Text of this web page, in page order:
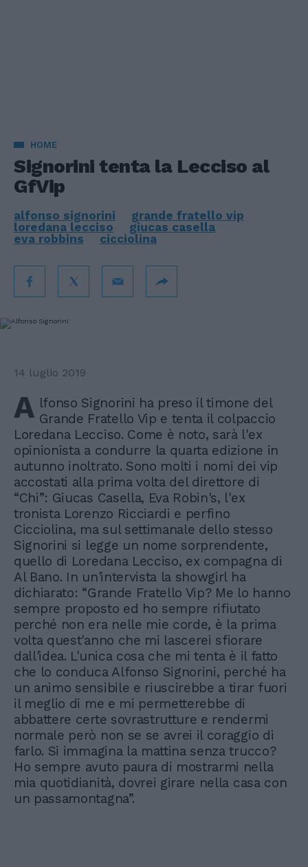
HOME
Signorini tenta la Lecciso al
GfVip
alfonso signorini
grande fratello vip
loredana lecciso
giucas casella
eva robbins
cicciolina
14 luglio 2019
A lfonso Signorini ha preso il timone del
Grande Fratello Vip e tenta il colpaccio
Loredana Lecciso. Come è noto, sarà l'ex
opinionista a condurre la quarta edizione in
autunno inoltrato. Sono molti i nomi dei vip
accostati alla prima volta del direttore di
“Chi”: Giucas Casella, Eva Robin's, l'ex
tronista Lorenzo Ricciardi e perfino
Cicciolina, ma sul settimanale dello stesso
Signorini si legge un nome sorprendente,
quello di Loredana Lecciso, ex compagna di
Al Bano. In un'intervista la showgirl ha
dichiarato: “Grande Fratello Vip? Me lo hanno
sempre proposto ed ho sempre rifiutato
perché non era nelle mie corde, è la prima
volta quest'anno che mi lascerei sfiorare
dall'idea. L'unica cosa che mi tenta è il fatto
che lo conduca Alfonso Signorini, perché ha
un animo sensibile e riuscirebbe a tirar fuori
il meglio di me e mi permetterebbe di
abbattere certe sovrastrutture e rendermi
normale però non se se avrei il coraggio di
farlo. Si immagina la mattina senza trucco?
Ho sempre avuto paura di mostrarmi nella
mia quotidianità, dovrei girare nella casa con
un passamontagna”.